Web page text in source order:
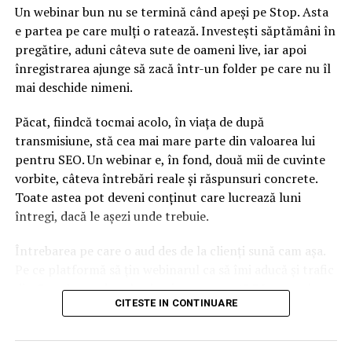
Astfel de imagini nu-și pot avea nicio justificare! Nu
există așa ceva! – Capital
NU RATATI
Mihaela Rădulescu a spus adevărul! Cum a ajuns să
divorţeze. Greşeala imensă a vedetei – Capital
Un webinar bun nu se termină când apeși pe Stop. Asta
e partea pe care mulți o ratează. Investești săptămâni în
pregătire, aduni câteva sute de oameni live, iar apoi
înregistrarea ajunge să zacă într-un folder pe care nu îl
mai deschide nimeni.
Păcat, fiindcă tocmai acolo, în viața de după
transmisiune, stă cea mai mare parte din valoarea lui
pentru SEO. Un webinar e, în fond, două mii de cuvinte
vorbite, câteva întrebări reale și răspunsuri concrete.
Toate astea pot deveni conținut care lucrează luni
întregi, dacă le așezi unde trebuie.
Întrebarea pe care o aud des de la clienți sună cam așa.
din Google, nu doar lead-uri pe moment? Răspunsul
scurt e că platforma contează, dar nu în felul în care
CITESTE IN CONTINUARE